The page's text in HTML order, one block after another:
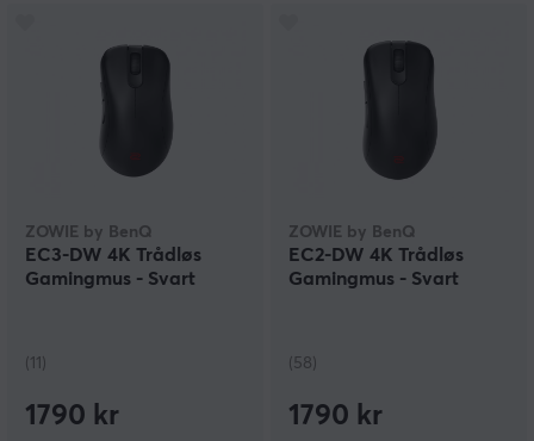
ZOWIE by BenQ
EC3-DW 4K Trådløs
Gamingmus - Svart
(11)
1790 kr
ZOWIE by BenQ
EC2-DW 4K Trådløs
Gamingmus - Svart
(58)
1790 kr